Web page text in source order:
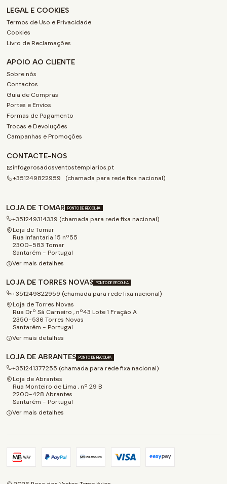
LEGAL E COOKIES
Termos de Uso e Privacidade
Cookies
Livro de Reclamações
APOIO AO CLIENTE
Sobre nós
Contactos
Guia de Compras
Portes e Envios
Formas de Pagamento
Trocas e Devoluções
Campanhas e Promoções
CONTACTE-NOS
info@rosadosventostemplarios.pt
+351249822959 (chamada para rede fixa nacional)
LOJA DE TOMAR PONTO DE RECOLHA
+351249314339 (chamada para rede fixa nacional)
Loja de Tomar
Rua Infantaria 15 nº55
2300-583 Tomar
Santarém - Portugal
Ver mais detalhes
LOJA DE TORRES NOVAS PONTO DE RECOLHA
+351249822959 (chamada para rede fixa nacional)
Loja de Torres Novas
Rua Drº Sá Carneiro , nº43 Lote 1 Fração A
2350-536 Torres Novas
Santarém - Portugal
Ver mais detalhes
LOJA DE ABRANTES PONTO DE RECOLHA
+351241377255 (chamada para rede fixa nacional)
Loja de Abrantes
Rua Monteiro de Lima , nº 29 B
2200-428 Abrantes
Santarém - Portugal
Ver mais detalhes